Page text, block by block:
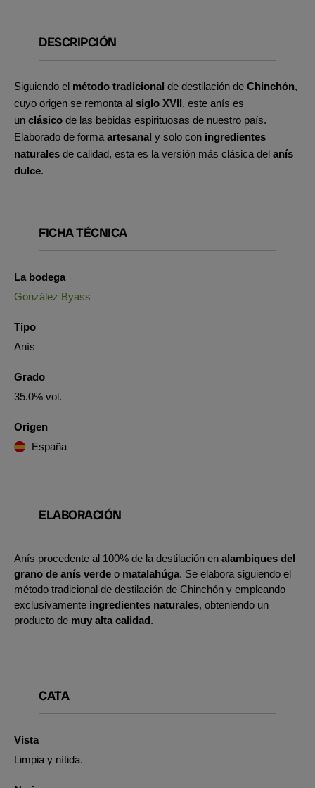
DESCRIPCIÓN
Siguiendo el método tradicional de destilación de Chinchón,
cuyo origen se remonta al siglo XVII, este anís es
un clásico de las bebidas espirituosas de nuestro país.
Elaborado de forma artesanal y solo con ingredientes
naturales de calidad, esta es la versión más clásica del anís
dulce.
FICHA TÉCNICA
La bodega
González Byass
Tipo
Anís
Grado
35.0% vol.
Origen
España
ELABORACIÓN
Anís procedente al 100% de la destilación en alambiques del
grano de anís verde o matalahúga. Se elabora siguiendo el
método tradicional de destilación de Chinchón y empleando
exclusivamente ingredientes naturales, obteniendo un
producto de muy alta calidad.
CATA
Vista
Limpia y nítida.